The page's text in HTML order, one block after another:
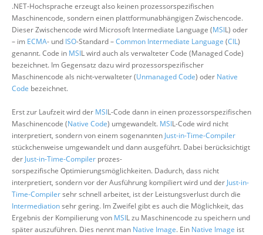
.NET-Hochsprache erzeugt also keinen prozessorspezifischen
Maschinencode, sondern einen plattformunabhängigen Zwischencode.
Dieser Zwischencode wird Microsoft Intermediate Language (MSIL) oder
– im ECMA- und ISO-Standard –Common Intermediate Language (CIL)
genannt. Code in MSIL wird auch als verwalteter Code (Managed Code)
bezeichnet. Im Gegensatz dazu wird prozessorspezifischer
Maschinencode als nicht-verwalteter (Unmanaged Code) oder Native
Code bezeichnet.
Erst zur Laufzeit wird der MSIL-Code dann in einen prozessorspezifischen
Maschinencode (Native Code) umgewandelt. MSIL-Code wird nicht
interpretiert, sondern von einem sogenannten Just-in-Time-Compiler
stückchenweise umgewandelt und dann ausgeführt. Dabei berücksichtigt
der Just-in-Time-Compiler prozes-
sorspezifische Optimierungsmöglichkeiten. Dadurch, dass nicht
interpretiert, sondern vor der Ausführung kompiliert wird und der Just-in-
Time-Compilersehr schnell arbeitet, ist der Leistungsverlust durch die
Intermediationsehr gering. Im Zweifel gibt es auch die Möglichkeit, das
Ergebnis der Kompilierung von MSIL zu Maschinencode zu speichern und
später auszuführen. Dies nennt man Native Image. Ein Native Image ist